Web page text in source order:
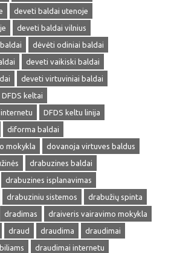
deveti baldai utenoje
deveti baldai vilnius
dėvėti odiniai baldai
deveti vaikiski baldai
deveti virtuviniai baldai
DFDS keltai
DFDS keltu linija
diforma baldai
mokykla
dovanoja virtuves baldus
drabuzines baldai
drabuzines isplanavimas
drabuziniu sistemos
drabužių spinta
dradimas
draiveris vairavimo mokykla
draud draudima
draudimai
draudimai internetu